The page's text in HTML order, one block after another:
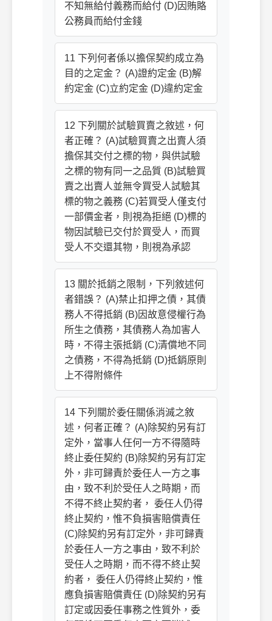
不知無給付義務而給付 (D)因賄賂
公務員而給付金錢
11 下列何者係以擔保契約成立為
目的之定金？ (A)證約定金 (B)解
約定金 (C)立約定金 (D)違約定金
12 下列關於試驗買賣之敘述，何
者正確？ (A)試驗買賣之出賣人須
擔保其交付之標的物，與供試驗
之標的物有同一之品質 (B)試驗買
賣之出賣人並無令買受人試驗其
標的物之義務 (C)若買受人僅支付
一部價金者，則視為拒絕 (D)標的
物因試驗已交付於買受人，而買
受人不交還其物，則視為承認
13 關於抵銷之限制，下列敘述何
者錯誤？ (A)禁止扣押之債，其債
務人不得抵銷 (B)因故意侵權行為
所生之債務，其債務人為加害人
時，不得主張抵銷 (C)清償地不同
之債務，不得為抵銷 (D)抵銷原則
上不得附條件
14 下列關於委任關係消滅之敘
述，何者正確？ (A)除契約另有訂
定外，當事人任何一方不得隨時
終止委任契約 (B)除契約另有訂定
外，非可歸責於委任人一方之事
由，致不利於受任人之時期，而
不得不終止契約者， 委任人仍得
終止契約，惟不負損害賠償責任
(C)除契約另有訂定外，非可歸責
於委任人一方之事由，致不利於
受任人之時期，而不得不終止契
約者， 委任人仍得終止契約，惟
應負損害賠償責任 (D)除契約另有
訂定或因委任事務之性質外，委